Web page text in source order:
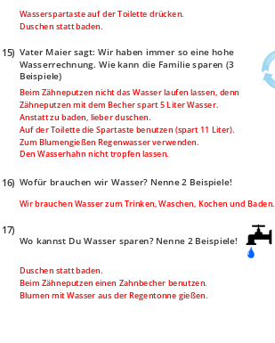
Wasserspartaste auf der Toilette drücken.
Duschen statt baden.
15) Vater Maier sagt: Wir haben immer so eine hohe
Wasserrechnung. Wie kann die Familie sparen (3
Beispiele)
Beim Zähneputzen nicht das Wasser laufen lassen, denn
Zähneputzen mit dem Becher spart 5 Liter Wasser.
Anstatt zu baden, lieber duschen.
Auf der Toilette die Spartaste benutzen (spart 11 Liter).
Zum Blumengießen Regenwasser verwenden.
Den Wasserhahn nicht tropfen lassen.
16) Wofür brauchen wir Wasser? Nenne 2 Beispiele!
Wir brauchen Wasser zum Trinken, Waschen, Kochen und Baden.
17)
Wo kannst Du Wasser sparen? Nenne 2 Beispiele!
Duschen statt baden.
Beim Zähneputzen einen Zahnbecher benutzen.
Blumen mit Wasser aus der Regentonne gießen.